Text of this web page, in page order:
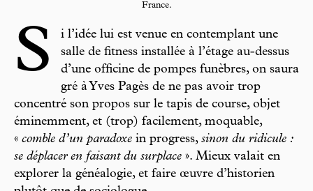
France.
S
i l’idée lui est venue en contemplant une
salle de fitness installée à l’étage au-dessus
d’une officine de pompes funèbres, on saura
gré à Yves Pagès de ne pas avoir trop
concentré son propos sur le tapis de course, objet
éminemment, et (trop) facilement, moquable,
« comble d’un paradoxe in progress, sinon du ridicule :
se déplacer en faisant du surplace ». Mieux valait en
explorer la généalogie, et faire œuvre d’historien